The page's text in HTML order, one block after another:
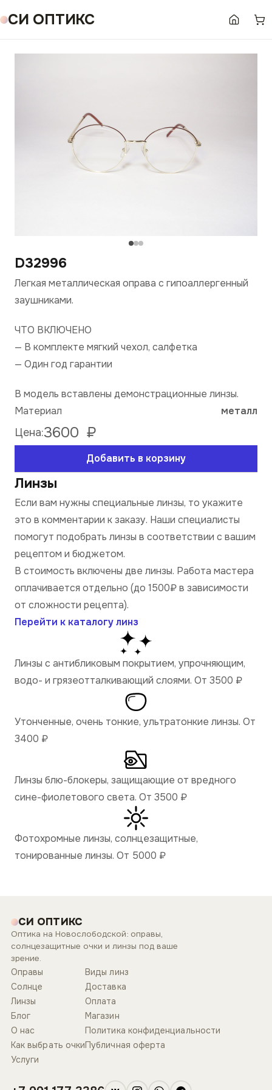
СИ ОПТИКС
D32996
Легкая металлическая оправа c гипоаллергенный
заушниками.
ЧТО ВКЛЮЧЕНО
— В комплекте мягкий чехол, салфетка
— Один год гарантии
В модель вставлены демонстрационные линзы.
Материал
металл
Цена:3600 ₽
Добавить в корзину
Линзы
Если вам нужны специальные линзы, то укажите
это в комментарии к заказу. Наши специалисты
помогут подобрать линзы в соответствии с вашим
рецептом и бюджетом.
В стоимость включены две линзы. Работа мастера
оплачивается отдельно (до 1500₽ в зависимости
от сложности рецепта).
Перейти к каталогу линз
Линзы с антибликовым покрытием, упрочняющим,
водо- и грязеотталкивающий слоями. От 3500 ₽
Утонченные, очень тонкие, ультратонкие линзы. От
3400 ₽
Линзы блю-блокеры, защищающие от вредного
сине-фиолетового света. От 3500 ₽
Фотохромные линзы, солнцезащитные,
тонированные линзы. От 5000 ₽
СИ ОПТИКС
Оптика на Новослободской: оправы,
солнцезащитные очки и линзы под ваше
зрение.
Оправы
Солнце
Линзы
Блог
О нас
Как выбрать очки
Услуги
Виды линз
Доставка
Оплата
Магазин
Политика конфиденциальности
Публичная оферта